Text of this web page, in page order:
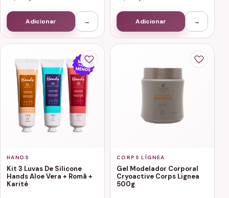
Adicionar → Adicionar →
HANDS
Kit 3 Luvas De Silicone
Hands Aloe Vera + Romã +
Karité
CORPS LÍGNEA
Gel Modelador Corporal
Cryoactive Corps Lignea
500g